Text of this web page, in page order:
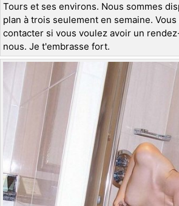
Tours et ses environs. Nous sommes
plan à trois seulement en semaine.
contacter si vous voulez avoir un
nous. Je t'embrasse fort.